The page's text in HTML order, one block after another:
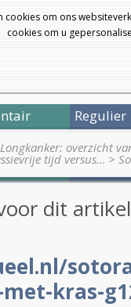
cookies om ons
cookies om u
Regulier
overzicht
tijd versus… >
dit
kras-